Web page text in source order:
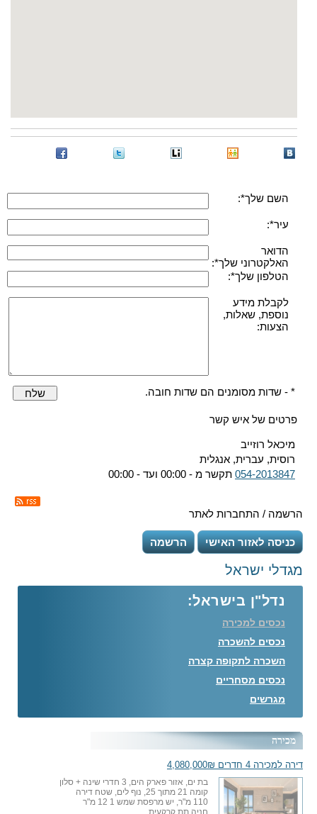
השם שלך*:
עיר*:
הדואר
האלקטרוני שלך*:
הטלפון שלך*:
לקבלת מידע
נוספת, שאלות,
הצעות:
* - שדות מסומנים הם שדות חובה. שלח
פרטים של איש קשר
מיכאל רוזייב
רוסית, עברית, אנגלית
054-2013847 תקשר מ - 00:00 ועד - 00:00
הרשמה / התחברות לאתר
כניסה לאזור האישי הרשמה
מגדלי ישראל
נדל"ן בישראל:
נכסים למכירה
נכסים להשכרה
השכרה לתקופה קצרה
נכסים מסחריים
מגרשים
מכירה
דירה למכירה 4 חדרים 4,080,000₪
בת ים, אזור פארק הים, 3 חדרי שינה + סלון
קומה 21 מתוך 25, נוף לים, שטח דירה
110 מ"ר, יש מרפסת שמש 1 12 מ"ר